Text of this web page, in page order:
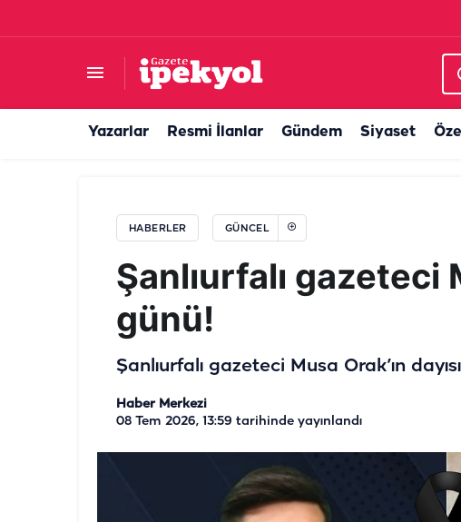
Yazarlar Resmi İlanlar Gündem Siyaset
HABERLER GÜNCEL
Şanlıurfalı gazeteci
günü!
Şanlıurfalı gazeteci Musa Orak’ın
Haber Merkezi
08 Tem 2026, 13:59 tarihinde yayınlandı
Urfa'da aileleri tedirgin eden görüntüler! Çocuklara